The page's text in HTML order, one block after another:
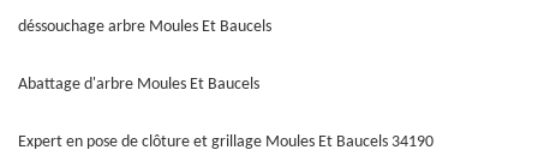
déssouchage arbre Moules Et Baucels
Abattage d'arbre Moules Et Baucels
Expert en pose de clôture et grillage Moules Et Baucels 34190